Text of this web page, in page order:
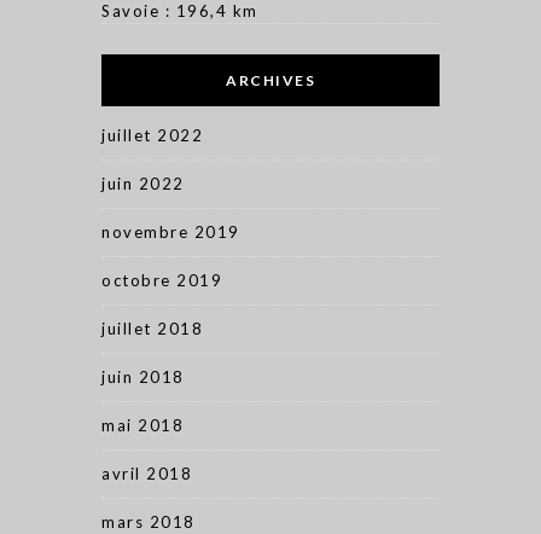
Savoie : 196,4 km
ARCHIVES
juillet 2022
juin 2022
novembre 2019
octobre 2019
juillet 2018
juin 2018
mai 2018
avril 2018
mars 2018